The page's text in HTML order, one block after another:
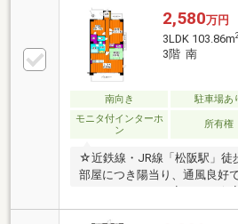
2,580万円
3LDK 103.86m2
3階 南
南向き 駐車場あ
モニタ付インターホ
ン
所有権
☆近鉄線・JR線「松阪駅」徒
部屋につき陽当り、通風良好
です☆スーパー、銀行、病院